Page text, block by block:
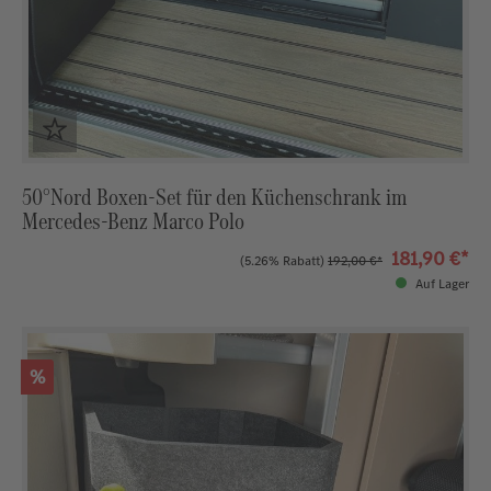
50°Nord Boxen-Set für den Küchenschrank im
Mercedes-Benz Marco Polo
(5.26% Rabatt) 192,00 €* 181,90 €*
Auf Lager
Rabatt
%